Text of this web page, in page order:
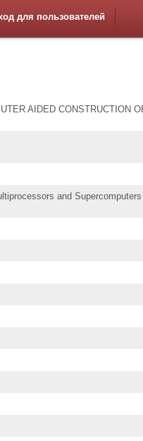
для пользователей
AIDED CONSTRUCTION
and Supercomputers